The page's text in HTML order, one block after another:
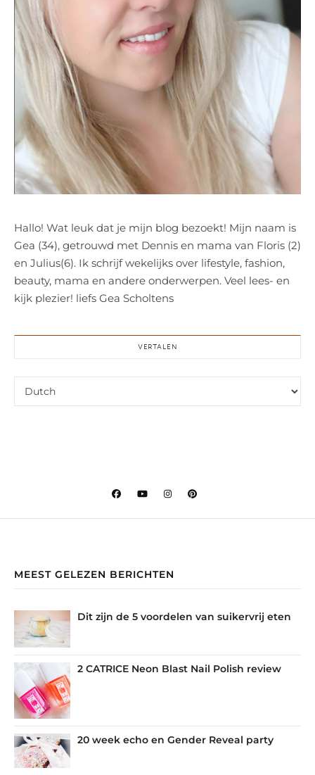
Hallo! Wat leuk dat je mijn blog bezoekt! Mijn naam is
Gea (34), getrouwd met Dennis en mama van Floris (2)
en Julius(6). Ik schrijf wekelijks over lifestyle, fashion,
beauty, mama en andere onderwerpen. Veel lees- en
kijk plezier! liefs Gea Scholtens
VERTALEN
MEEST GELEZEN BERICHTEN
Dit zijn de 5 voordelen van suikervrij eten
2 CATRICE Neon Blast Nail Polish review
20 week echo en Gender Reveal party